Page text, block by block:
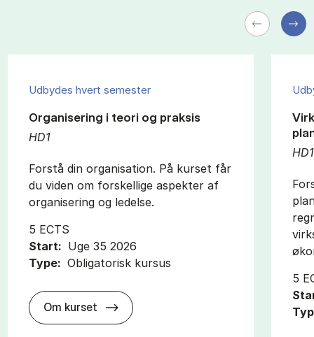
Udbydes hvert semester
HD1
Organisering i teori og praksis
Forstå din organisation. På kurset får
du viden om forskellige aspekter af
organisering og ledelse.
5 ECTS
Start: Uge 35 2026
Type: Obligatorisk kursus
Om kurset about
HD1
5